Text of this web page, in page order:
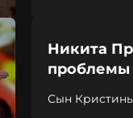
Никита
проблемы
Сын